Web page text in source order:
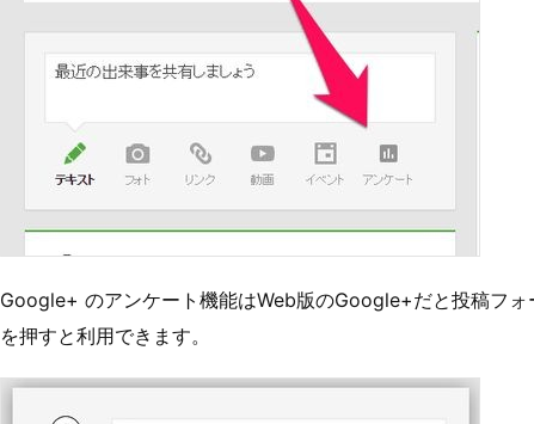
Google+ のアンケート機能はWeb版のGoogle+だと投稿フォ
を押すと利用できます。